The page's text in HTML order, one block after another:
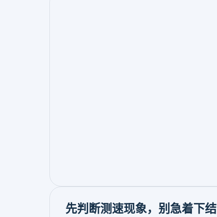
先判断测速现象，别急着下